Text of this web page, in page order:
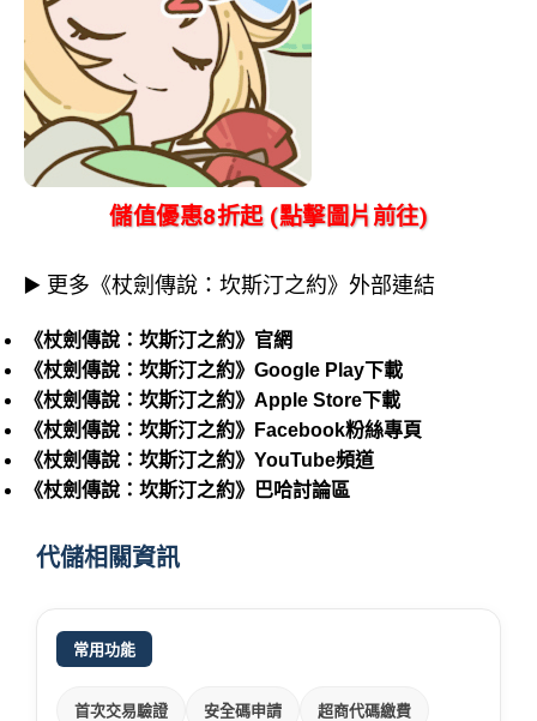
儲值優惠8折起 (點擊圖片前往)
▶️ 更多《杖劍傳說：坎斯汀之約》外部連結
《杖劍傳說：坎斯汀之約》官網
《杖劍傳說：坎斯汀之約》Google Play下載
《杖劍傳說：坎斯汀之約》Apple Store下載
《杖劍傳說：坎斯汀之約》Facebook粉絲專頁
《杖劍傳說：坎斯汀之約》YouTube頻道
《杖劍傳說：坎斯汀之約》巴哈討論區
代儲相關資訊
常用功能
首次交易驗證 安全碼申請 超商代碼繳費